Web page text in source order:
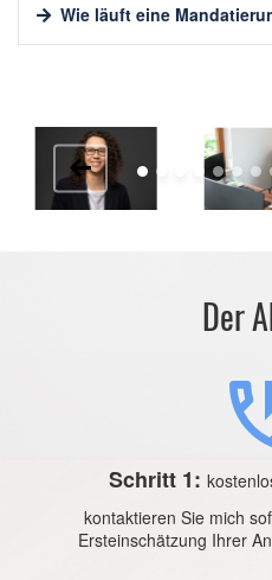
Wie läuft eine
Der
Schritt 1:
kontaktieren Sie mich
Ersteinschätzung Ihrer